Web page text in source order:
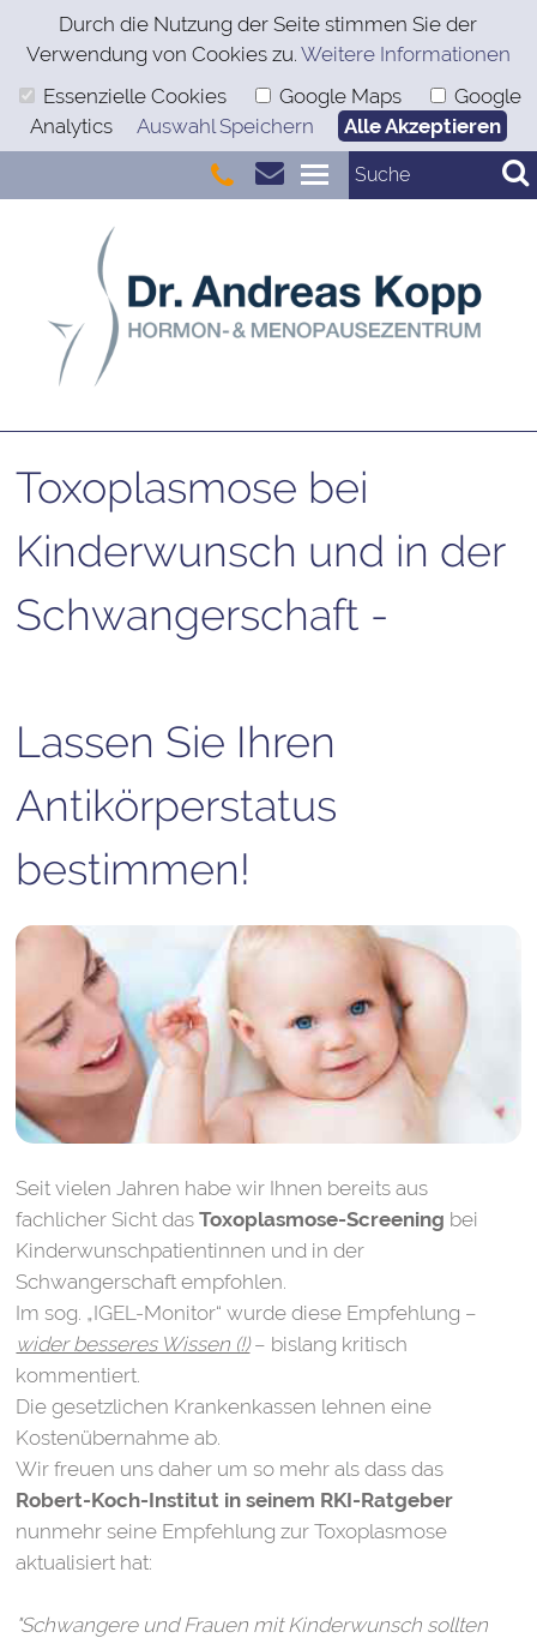
Durch die Nutzung der Seite stimmen Sie der
Verwendung von Cookies zu. Weitere Informationen
Essenzielle Cookies
Google Maps
Google
Analytics
Auswahl Speichern Alle Akzeptieren
Toxoplasmose bei
Kinderwunsch und in der
Schwangerschaft -
Lassen Sie Ihren
Antikörperstatus
bestimmen!
Seit vielen Jahren habe wir Ihnen bereits aus
fachlicher Sicht dasToxoplasmose-Screening bei
Kinderwunschpatientinnen und in der
Schwangerschaft empfohlen.
Im sog. „IGEL-Monitor“ wurde diese Empfehlung –
wider besseres Wissen (!)– bislang kritisch
kommentiert.
Die gesetzlichen Krankenkassen lehnen eine
Kostenübernahme ab.
Wir freuen uns daher um so mehr als dass das
Robert-Koch-Institut in seinem RKI-Ratgeber
nunmehr seine Empfehlung zur Toxoplasmose
aktualisiert hat:
"Schwangere und Frauen mit Kinderwunsch sollten